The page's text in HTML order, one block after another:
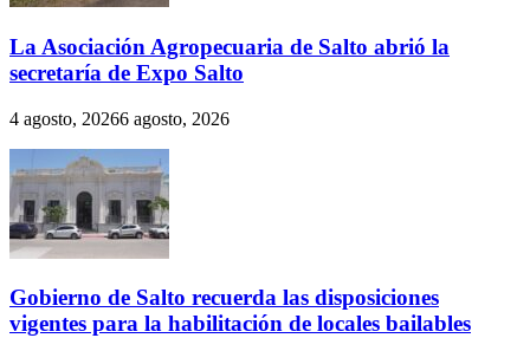
La Asociación Agropecuaria de Salto abrió la
secretaría de Expo Salto
4 agosto, 20266 agosto, 2026
Gobierno de Salto recuerda las disposiciones
vigentes para la habilitación de locales bailables